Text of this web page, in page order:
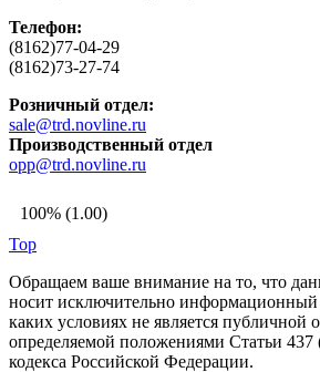
Телефон:
(8162)77-04-29
(8162)73-27-74
Розничный отдел:
sale@trd.novline.ru
Производственный отдел
opp@trd.novline.ru
100% (1.00)
Top
Обращаем ваше внимание на то, что
носит исключительно информационный
каких условиях не является публичной
определяемой положениями Статьи 437
кодекса Российской Федерации.